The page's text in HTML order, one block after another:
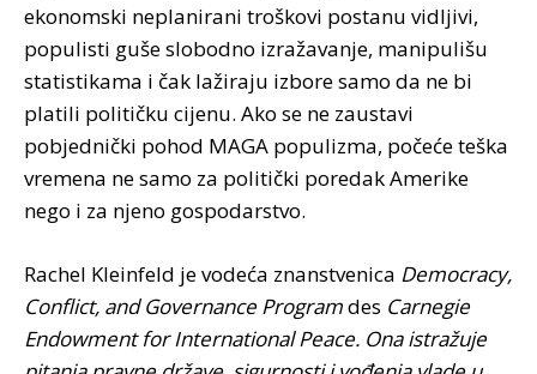
ekonomski neplanirani troškovi postanu vidljivi,
populisti guše slobodno izražavanje, manipulišu
statistikama i čak lažiraju izbore samo da ne bi
platili političku cijenu. Ako se ne zaustavi
pobjednički pohod MAGA populizma, počeće teška
vremena ne samo za politički poredak Amerike
nego i za njeno gospodarstvo.
Rachel Kleinfeld je vodeća znanstvenica Democracy,
Conflict, and Governance Programdes Carnegie
Endowment for International Peace. Ona istražuje